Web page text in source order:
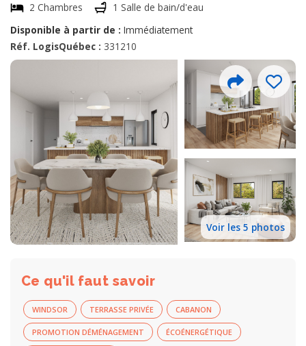
2 Chambres
1 Salle de bain/d'eau
Disponible à partir de : Immédiatement
Réf. LogisQuébec : 331210
Voir les 5 photos
Ce qu'il faut savoir
WINDSOR TERRASSE PRIVÉE CABANON
PROMOTION DÉMÉNAGEMENT ÉCOÉNERGÉTIQUE